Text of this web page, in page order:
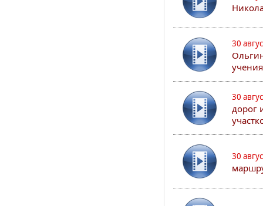
30
30
дорог
30